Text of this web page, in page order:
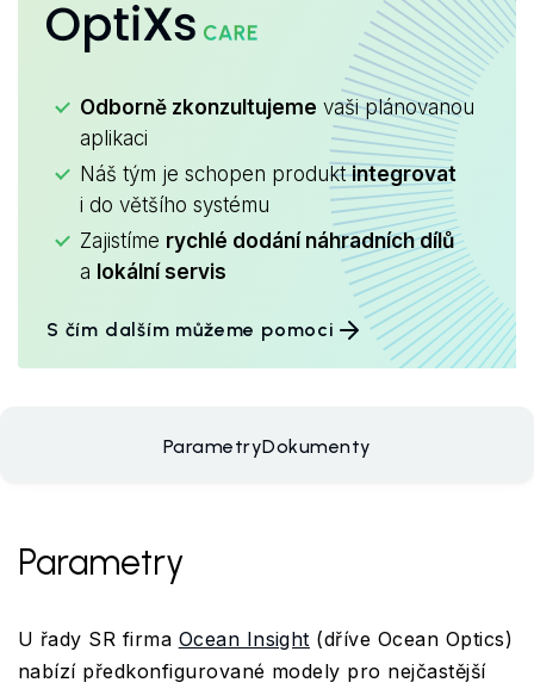
OptiXsCARE
Odborně zkonzultujeme vaši plánovanou
aplikaci
Náš tým je schopen produktintegrovat
i do většího systému
Zajistíme rychlé dodání náhradních dílů
a lokální servis
S čím dalším můžeme pomoci
ParametryDokumenty
Parametry
U řady SR firma Ocean Insight (dříve Ocean Optics)
nabízí předkonfigurované modely pro nejčastější